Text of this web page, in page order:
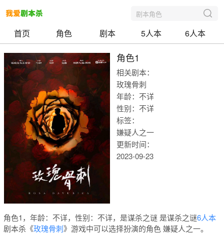
我爱剧本
剧本角色
首页 角色 剧本 5人本 6人本
角色1
相关剧本：
玫瑰骨刺
年龄：不详
性别：不详
标签：
嫌疑人之一
更新时间：
2023-09-23
角色1，年龄：不详，性别：不详，是谋杀之谜 是谋杀之谜6人本
剧本杀《玫瑰骨刺》游戏中可以选择扮演的角色 嫌疑人之一。